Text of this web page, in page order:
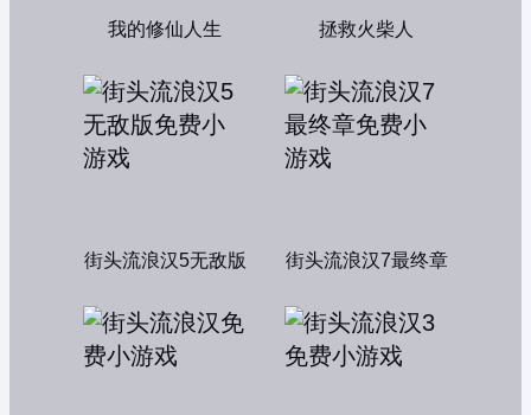
我的修仙人生 拯救火柴人
街头流浪汉5无敌版 街头流浪汉7最终章